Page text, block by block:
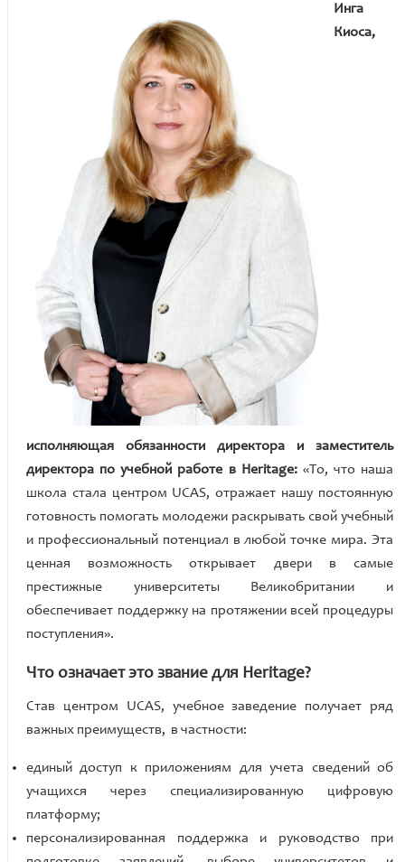
Инга
Киоса,
исполняющая обязанности директора и заместитель
директора по учебной работе в Heritage: «То, что наша
школа стала центром UCAS, отражает нашу постоянную
готовность помогать молодежи раскрывать свой учебный
и профессиональный потенциал в любой точке мира. Эта
ценная возможность открывает двери в самые
престижные университеты Великобритании и
обеспечивает поддержку на протяжении всей процедуры
поступления».
Что означает это звание для Heritage?
Став центром UCAS, учебное заведение получает ряд
важных преимуществ, в частности:
единый доступ к приложениям для учета сведений об
учащихся через специализированную цифровую
платформу;
персонализированная поддержка и руководство при